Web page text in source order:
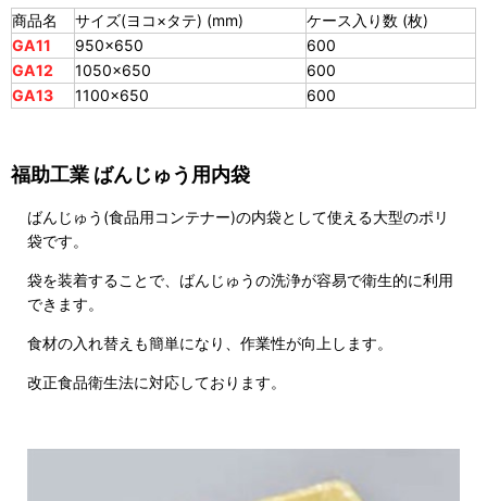
商品名 サイズ(ヨコ×タテ) (mm)
ケース入り数 (枚)
GA11
950×650
600
GA12
1050×650
600
GA13
1100×650 600
福助工業 ばんじゅう用内袋
ばんじゅう(食品用コンテナー)の内袋として使える大型のポリ
袋です。
袋を装着することで、ばんじゅうの洗浄が容易で衛生的に利用
できます。
食材の入れ替えも簡単になり、作業性が向上します。
改正食品衛生法に対応しております。